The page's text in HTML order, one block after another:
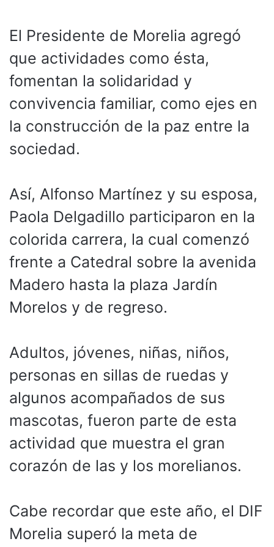
El Presidente de Morelia agregó
que actividades como ésta,
fomentan la solidaridad y
convivencia familiar, como ejes en
la construcción de la paz entre la
sociedad.
Así, Alfonso Martínez y su esposa,
Paola Delgadillo participaron en la
colorida carrera, la cual comenzó
frente a Catedral sobre la avenida
Madero hasta la plaza Jardín
Morelos y de regreso.
Adultos, jóvenes, niñas, niños,
personas en sillas de ruedas y
algunos acompañados de sus
mascotas, fueron parte de esta
actividad que muestra el gran
corazón de las y los morelianos.
Cabe recordar que este año, el DIF
Morelia superó la meta de